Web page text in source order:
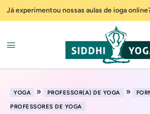
Já experimentou nossas aulas de ioga
YOGA » PROFESSOR(A) DE YOGA »
PROFESSORES DE YOGA